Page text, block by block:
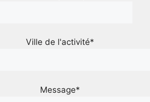
Ville de l'activité*
Message*